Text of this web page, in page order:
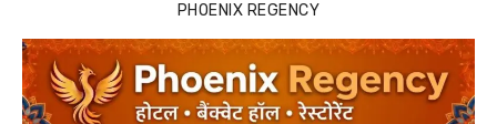
PHOENIX REGENCY